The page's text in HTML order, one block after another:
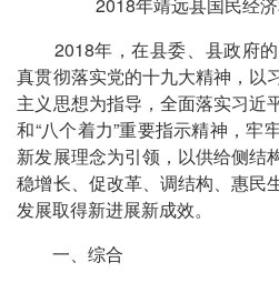
2018年，在县委、县政府的
真贯彻落实党的十九大精神，以
主义思想为指导，全面落实习近
和“八个着力”重要指示精神，牢
新发展理念为引领，以供给侧结
稳增长、促改革、调结构、惠民
发展取得新进展新成效。
一、综合